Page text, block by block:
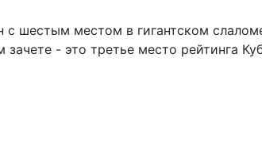
с шестым местом в гигантском
- это третье место рейтинга